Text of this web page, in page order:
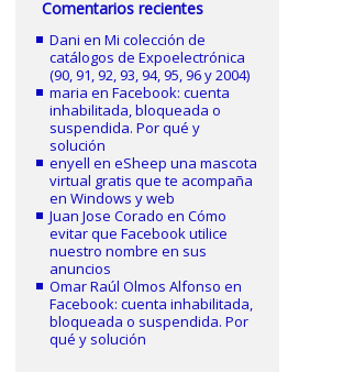
Comentarios recientes
Dani enMi colección de
catálogos de Expoelectrónica
(90, 91, 92, 93, 94, 95, 96 y 2004)
maria enFacebook: cuenta
inhabilitada, bloqueada o
suspendida. Por qué y
solución
enyell eneSheep una mascota
virtual gratis que te acompaña
en Windows y web
Juan Jose Corado enCómo
evitar que Facebook utilice
nuestro nombre en sus
anuncios
Omar Raúl Olmos Alfonso en
Facebook: cuenta inhabilitada,
bloqueada o suspendida. Por
qué y solución